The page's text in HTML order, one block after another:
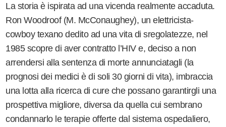
La storia è ispirata ad una vicenda realmente accaduta.
Ron Woodroof (M. McConaughey), un elettricista-
cowboy texano dedito ad una vita di sregolatezze, nel
1985 scopre di aver contratto l’HIV e, deciso a non
arrendersi alla sentenza di morte annunciatagli (la
prognosi dei medici è di soli 30 giorni di vita), imbraccia
una lotta alla ricerca di cure che possano garantirgli una
prospettiva migliore, diversa da quella cui sembrano
condannarlo le terapie offerte dal sistema ospedaliero,